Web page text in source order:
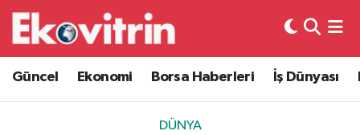
Güncel Ekonomi Borsa Haberleri İş Dünyası
DÜNYA
Güncel
Ekonomi
Hava Durumu
Trafik Durumu